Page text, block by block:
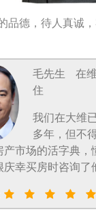
品德，待人真诚
毛先生
在
住
我们在大维
多年，但不
产市场的活字典，
庆幸买房时咨询了